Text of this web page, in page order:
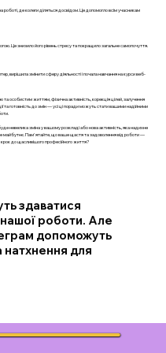
де колеги діляться досвідом. Це допомогло всім учасникам
Це знизило його рівень стресу та покращило загальне самопочуття.
вирішила змінити сферу діяльності і почала навчання на курси веб-
особистим життям, фізична активність, корекція цілей, залучення
та готовність до змін — усі ці поради можуть стати вашими надійними
невелика зміна у вашому розкладі або нова активність, яка надихне
майбутнє. Пам'ятайте, що ваше щастя та задоволення від роботи —
до щасливішого професійного життя?
здаватися
роботи. Але
допоможуть
натхнення для